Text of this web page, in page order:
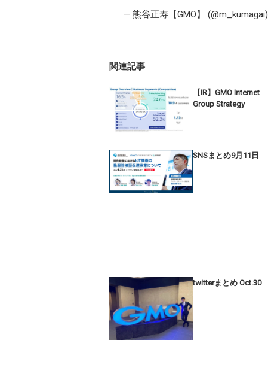
— 熊谷正寿【GMO】 (@m_kumagai)
関連記事
【IR】GMO Internet
Group Strategy
SNSまとめ9月11日
twitterまとめ Oct.30